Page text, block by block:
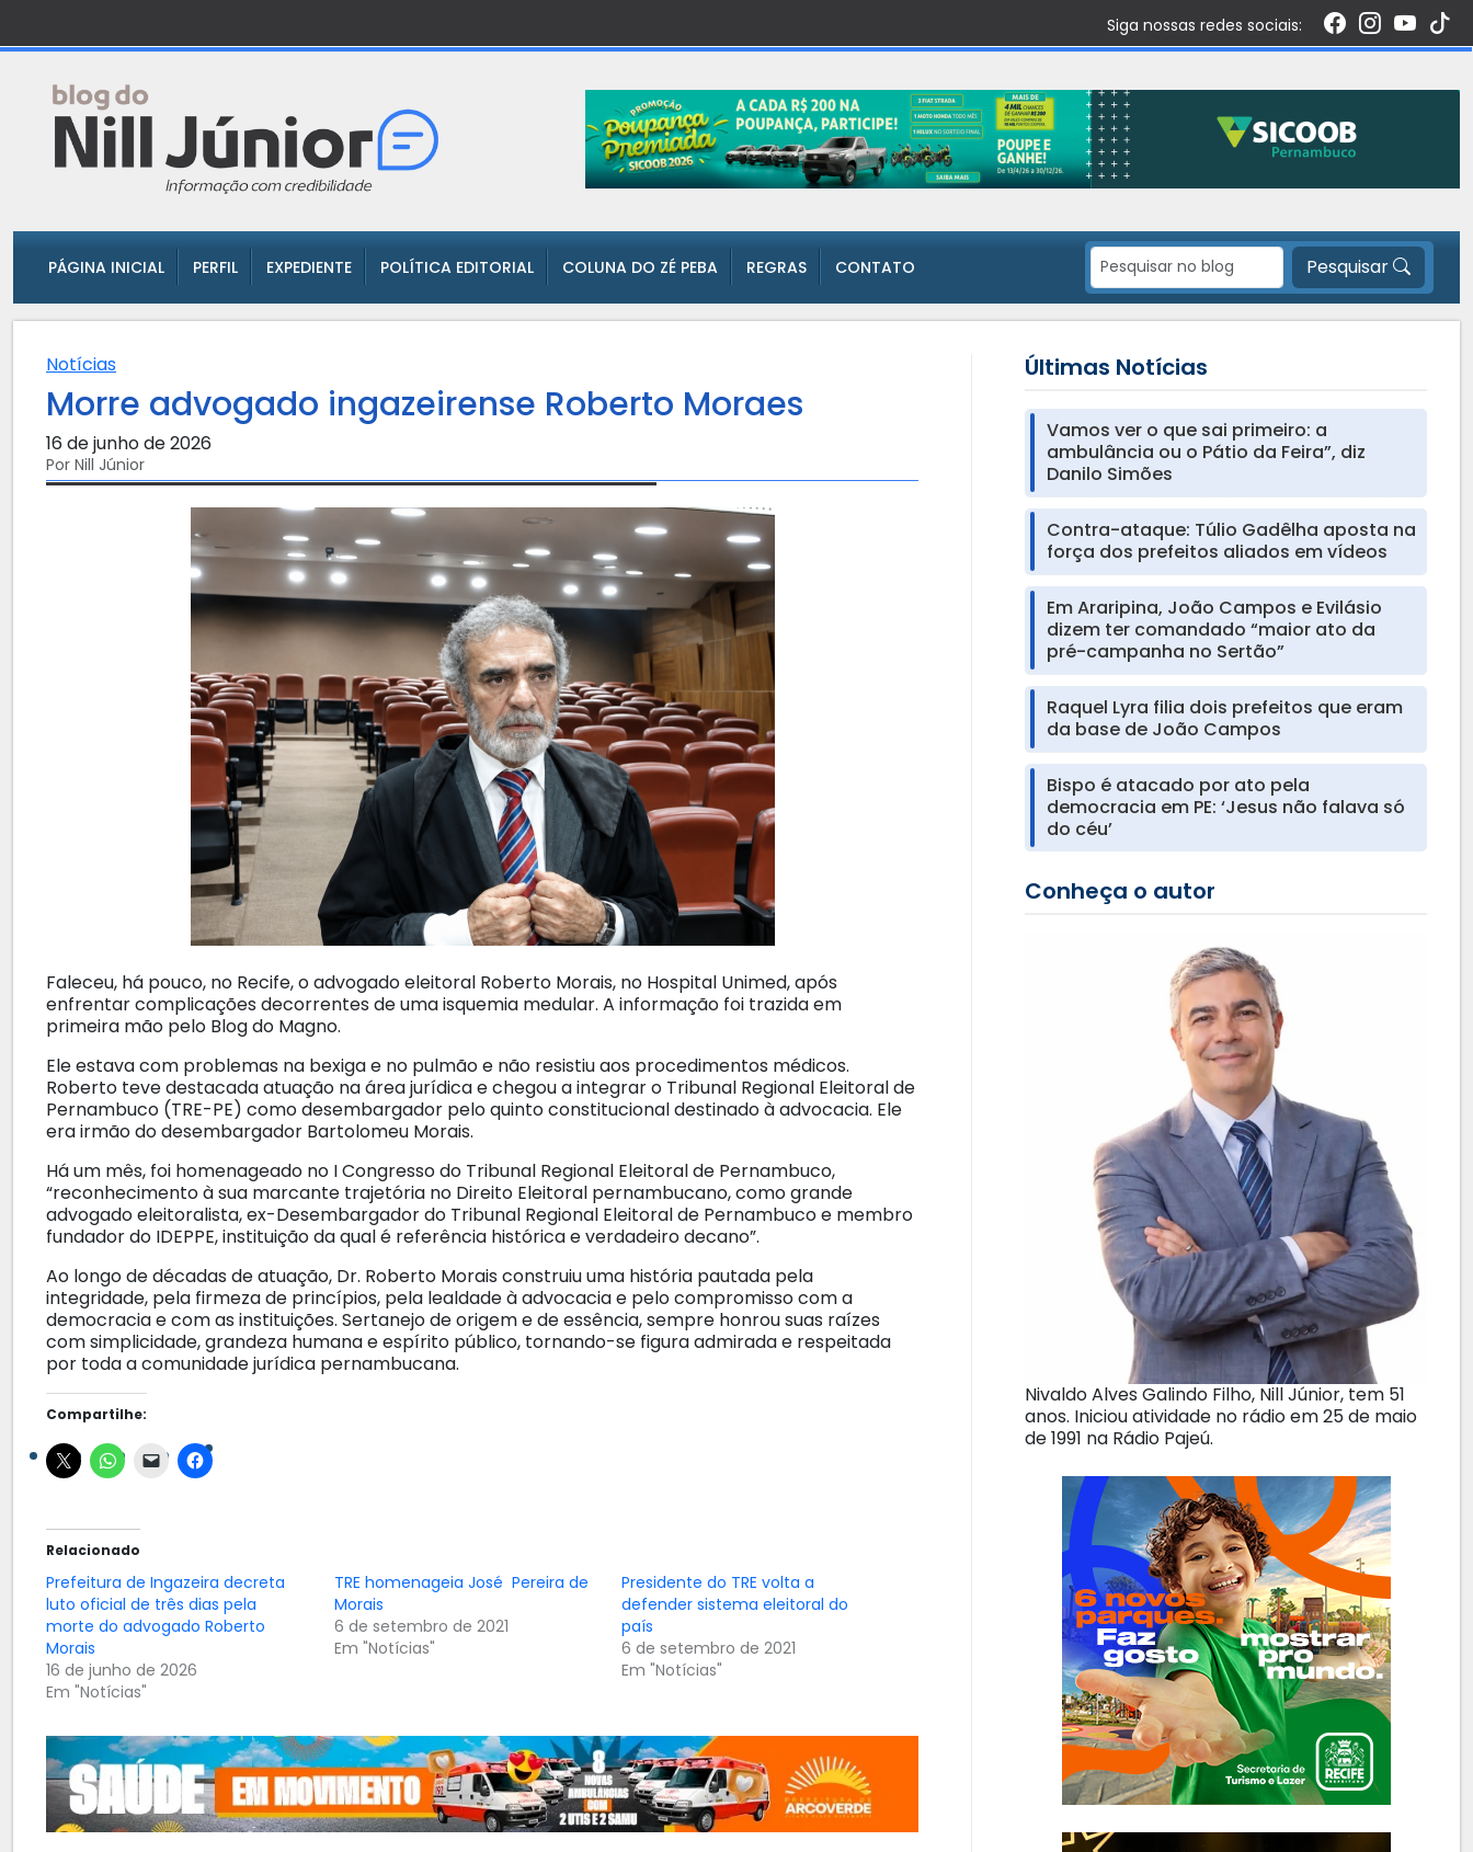
Siga nossas redes sociais:
PÁGINA INICIAL PERFIL EXPEDIENTE POLÍTICA EDITORIAL COLUNA DO ZÉ PEBA REGRAS CONTATO Pesquisar
Notícias
Morre advogado ingazeirense Roberto Moraes
16 de junho de 2026
Por Nill Júnior
Faleceu, há pouco, no Recife, o advogado eleitoral Roberto Morais, no Hospital Unimed, após
enfrentar complicações decorrentes de uma isquemia medular. A informação foi trazida em
primeira mão pelo Blog do Magno.
Ele estava com problemas na bexiga e no pulmão e não resistiu aos procedimentos médicos.
Roberto teve destacada atuação na área jurídica e chegou a integrar o Tribunal Regional Eleitoral de
Pernambuco (TRE-PE) como desembargador pelo quinto constitucional destinado à advocacia. Ele
era irmão do desembargador Bartolomeu Morais.
Há um mês, foi homenageado no I Congresso do Tribunal Regional Eleitoral de Pernambuco,
“reconhecimento à sua marcante trajetória no Direito Eleitoral pernambucano, como grande
advogado eleitoralista, ex-Desembargador do Tribunal Regional Eleitoral de Pernambuco e membro
fundador do IDEPPE, instituição da qual é referência histórica e verdadeiro decano”.
Ao longo de décadas de atuação, Dr. Roberto Morais construiu uma história pautada pela
integridade, pela firmeza de princípios, pela lealdade à advocacia e pelo compromisso com a
democracia e com as instituições. Sertanejo de origem e de essência, sempre honrou suas raízes
com simplicidade, grandeza humana e espírito público, tornando-se figura admirada e respeitada
por toda a comunidade jurídica pernambucana.
Compartilhe:
Relacionado
Prefeitura de Ingazeira decreta
luto oficial de três dias pela
morte do advogado Roberto
Morais
16 de junho de 2026
Em "Notícias"
TRE homenageia José Pereira de
Morais
6 de setembro de 2021
Em "Notícias"
Presidente do TRE volta a
defender sistema eleitoral do
país
6 de setembro de 2021
Em "Notícias"
Últimas Notícias
Vamos ver o que sai primeiro: a
ambulância ou o Pátio da Feira”, diz
Danilo Simões
Contra-ataque: Túlio Gadêlha aposta na
força dos prefeitos aliados em vídeos
Em Araripina, João Campos e Evilásio
dizem ter comandado “maior ato da
pré-campanha no Sertão”
Raquel Lyra filia dois prefeitos que eram
da base de João Campos
Bispo é atacado por ato pela
democracia em PE: ‘Jesus não falava só
do céu’
Conheça o autor
Nivaldo Alves Galindo Filho, Nill Júnior, tem 51
anos. Iniciou atividade no rádio em 25 de maio
de 1991 na Rádio Pajeú.